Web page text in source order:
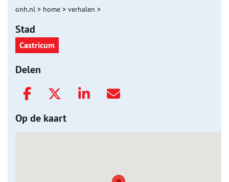
onh.nl > home > verhalen >
Stad
Castricum
Delen
Op de kaart